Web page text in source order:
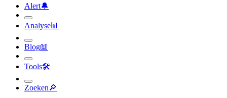
Alert🔔︎
Analyse📊︎
Blog📖︎
Tools🛠︎
Zoeken🔎︎